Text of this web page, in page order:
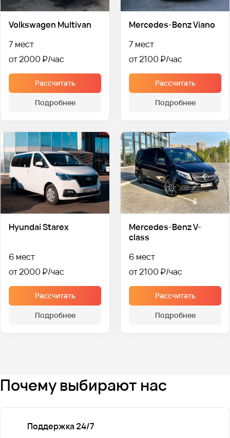
Volkswagen Multivan
7 мест
от 2000 ₽
Рассчитать
Подробнее
Mercedes-Benz Viano
7 мест
от 2100 ₽
Рассчитать
Подробнее
Hyundai Starex
6 мест
от 2000 ₽
Рассчитать
Подробнее
Mercedes-Benz V-
class
6 мест
от 2100 ₽
Рассчитать
Подробнее
Почему выбирают нас
Поддержка 24/7